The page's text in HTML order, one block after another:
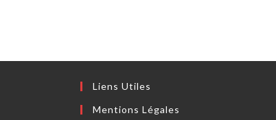
Liens Utiles
Mentions Légales